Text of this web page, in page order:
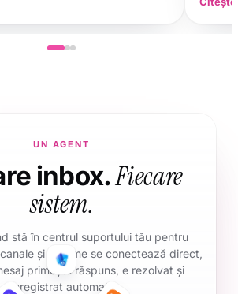
UN AGENT
inbox.Fiecare
sistem.
stă în centrul suportului tău pentru
și sisteme se conectează direct,
primește răspuns, e rezolvat și
înregistrat automat.